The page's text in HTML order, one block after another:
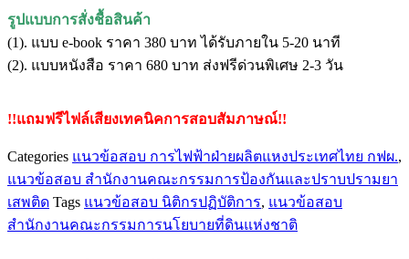
ป้องกัน
และ
ปราบ
เสพ
ติด
ชิ้น
รูปแบบการสั่งชื้อสินค้า
(1). แบบ e-book ราคา 380 บาท ได้รับภายใน 5-20 นาที
(2). แบบหนังสือ ราคา 680 บาท ส่งฟรีด่วนพิเศษ 2-3 วัน
!!แถมฟรีไฟล์เสียงเทคนิคการสอบสัมภาษณ์!!
Categories แนวข้อสอบ การไฟฟ้าฝ่ายผลิตแหงประเทศไทย กฟผ.,
แนวข้อสอบ สำนักงานคณะกรรมการป้องกันและปราบปรามยา
เสพติด Tags แนวข้อสอบ นิติกรปฏิบัติการ, แนวข้อสอบ
สำนักงานคณะกรรมการนโยบายที่ดินแห่งชาติ